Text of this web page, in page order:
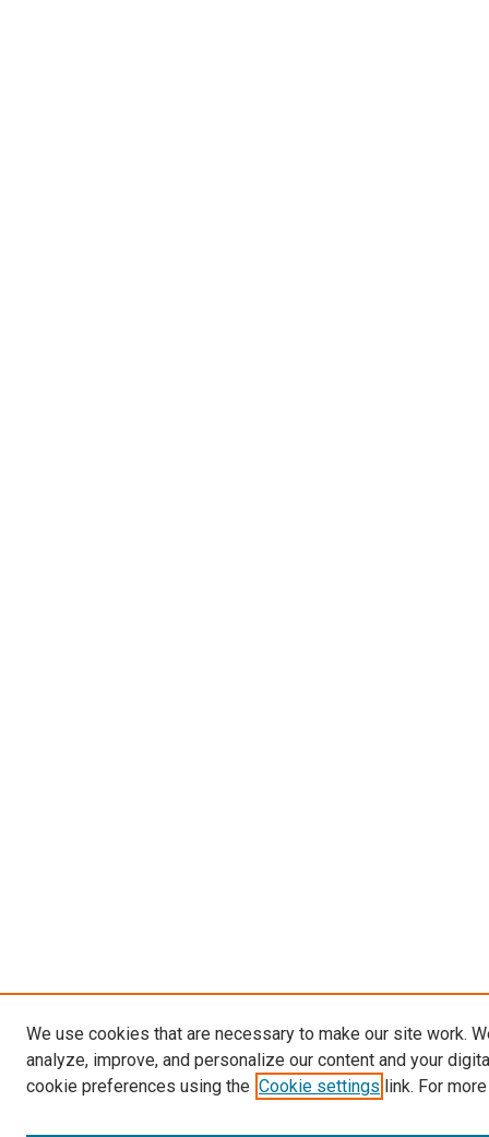
We use cookies that are necessary to make our site work.
analyze, improve, and personalize our content and your
cookie preferences using the Cookie settings link. For